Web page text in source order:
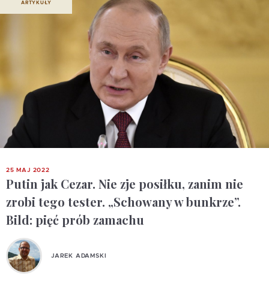
ARTYKUŁY
25 MAJ 2022
Putin jak Cezar. Nie zje posiłku, zanim nie
zrobi tego tester. „Schowany w bunkrze”.
Bild: pięć prób zamachu
JAREK ADAMSKI